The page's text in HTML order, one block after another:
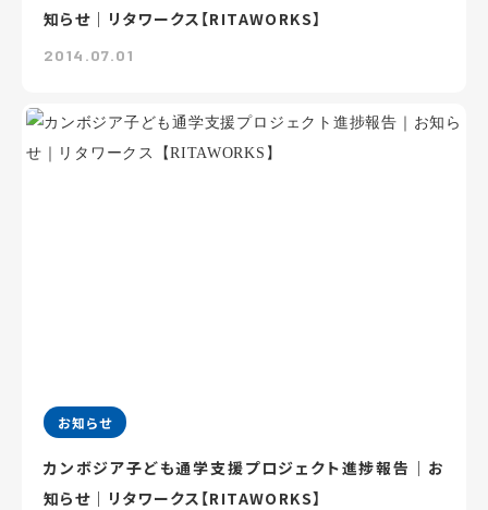
知らせ｜リタワークス【RITAWORKS】
2014.07.01
お知らせ
カンボジア子ども通学支援プロジェクト進捗報告｜お
知らせ｜リタワークス【RITAWORKS】